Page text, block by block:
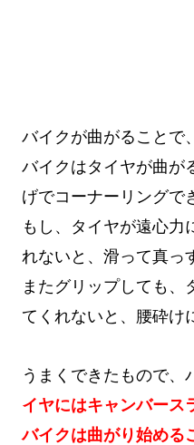
バイクが曲がることで
バイクはタイヤが曲が
げでコーナーリングで
もし、タイヤが遠心力
れないと、滑って真っ
またグリップしても、
てくれないと、腰砕け
うまくできたもので、
イヤにはキャンバース
バイクは曲がり始める